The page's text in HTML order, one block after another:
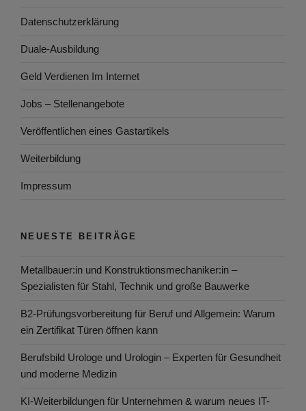
Datenschutzerklärung
Duale-Ausbildung
Geld Verdienen Im Internet
Jobs – Stellenangebote
Veröffentlichen eines Gastartikels
Weiterbildung
Impressum
NEUESTE BEITRÄGE
Metallbauer:in und Konstruktionsmechaniker:in –
Spezialisten für Stahl, Technik und große Bauwerke
B2-Prüfungsvorbereitung für Beruf und Allgemein: Warum
ein Zertifikat Türen öffnen kann
Berufsbild Urologe und Urologin – Experten für Gesundheit
und moderne Medizin
KI-Weiterbildungen für Unternehmen & warum neues IT-